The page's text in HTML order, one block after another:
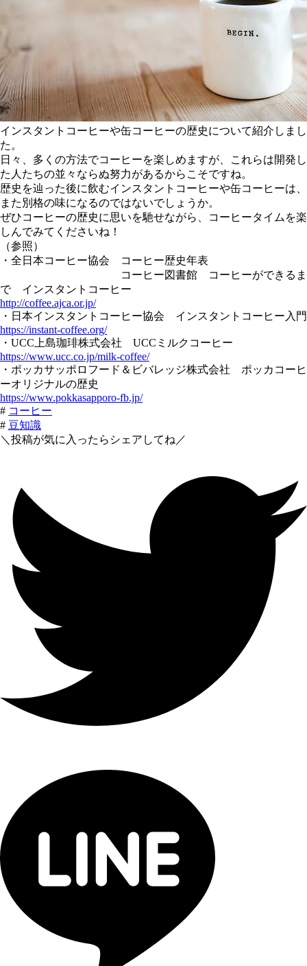
インスタントコーヒーや缶コーヒーの歴史について紹介しまし
た。
日々、多くの方法でコーヒーを楽しめますが、これらは開発し
た人たちの並々ならぬ努力があるからこそですね。
歴史を辿った後に飲むインスタントコーヒーや缶コーヒーは、
また別格の味になるのではないでしょうか。
ぜひコーヒーの歴史に思いを馳せながら、コーヒータイムを楽
しんでみてくださいね！
（参照）
・全日本コーヒー協会 コーヒー歴史年表
コーヒー図書館 コーヒーができるま
で インスタントコーヒー
http://coffee.ajca.or.jp/
・日本インスタントコーヒー協会 インスタントコーヒー入門
https://instant-coffee.org/
・UCC上島珈琲株式会社 UCCミルクコーヒー
https://www.ucc.co.jp/milk-coffee/
・ポッカサッポロフード＆ビバレッジ株式会社 ポッカコーヒ
ーオリジナルの歴史
https://www.pokkasapporo-fb.jp/
# コーヒー
# 豆知識
＼投稿が気に入ったらシェアしてね／